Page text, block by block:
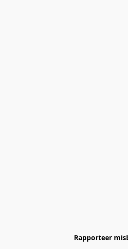
Rapporteer